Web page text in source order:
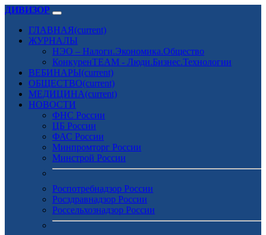
ДИВИЗОР
ГЛАВНАЯ(current)
ЖУРНАЛЫ
НЭО – Налоги.Экономика.Общество
КонкуренTEAM - Люди.Бизнес.Технологии
ВЕБИНАРЫ(current)
ОБЩЕСТВО(current)
МЕДИЦИНА(current)
НОВОСТИ
ФНС России
ЦБ России
ФАС России
Минпромторг России
Минстрой России
Роспотребнадзор России
Росздравнадзор России
Россельхознадзор России